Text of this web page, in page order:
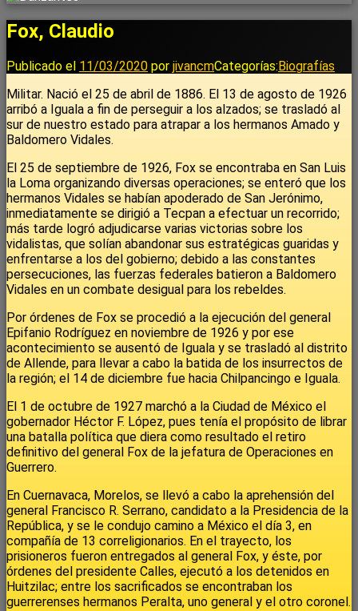
Fox, Claudio
Publicado el 11/03/2020 por jivancmCategorías: Biografías
Militar. Nació el 25 de abril de 1886. El 13 de agosto de 1926
arribó a Iguala a fin de perseguir a los alzados; se trasladó al
sur de nuestro estado para atrapar a los hermanos Amado y
Baldomero Vidales.
El 25 de septiembre de 1926, Fox se encontraba en San Luis
la Loma organizando diversas operaciones; se enteró que los
hermanos Vidales se habían apoderado de San Jerónimo,
inmediatamente se dirigió a Tecpan a efectuar un recorrido;
más tarde logró adjudicarse varias victorias sobre los
vidalistas, que solían abandonar sus estratégicas guaridas y
enfrentarse a los del gobierno; debido a las constantes
persecuciones, las fuerzas federales batieron a Baldomero
Vidales en un combate desigual para los rebeldes.
Por órdenes de Fox se procedió a la ejecución del general
Epifanio Rodríguez en noviembre de 1926 y por ese
acontecimiento se ausentó de Iguala y se trasladó al distrito
de Allende, para llevar a cabo la batida de los insurrectos de
la región; el 14 de diciembre fue hacia Chilpancingo e Iguala.
El 1 de octubre de 1927 marchó a la Ciudad de México el
gobernador Héctor F. López, pues tenía el propósito de librar
una batalla política que diera como resultado el retiro
definitivo del general Fox de la jefatura de Operaciones en
Guerrero.
En Cuernavaca, Morelos, se llevó a cabo la aprehensión del
general Francisco R. Serrano, candidato a la Presidencia de la
República, y se le condujo camino a México el día 3, en
compañía de 13 correligionarios. En el trayecto, los
prisioneros fueron entregados al general Fox, y éste, por
órdenes del presidente Calles, ejecutó a los detenidos en
Huitzilac; entre los sacrificados se encontraban los
guerrerenses hermanos Peralta, uno general y el otro coronel.